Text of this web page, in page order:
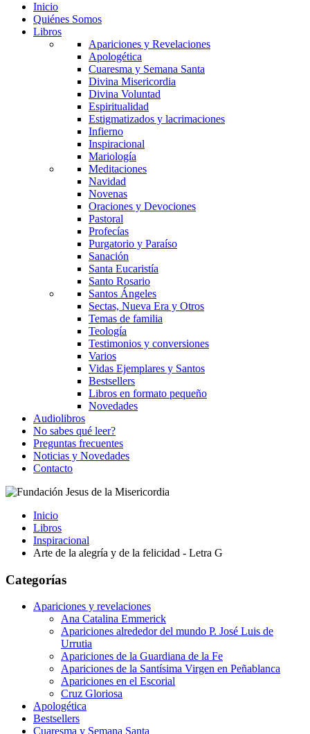
Inicio
Quiénes Somos
Libros
Apariciones y Revelaciones
Apologética
Cuaresma y Semana Santa
Divina Misericordia
Divina Voluntad
Espiritualidad
Estigmatizados y lacrimaciones
Infierno
Inspiracional
Mariología
Meditaciones
Navidad
Novenas
Oraciones y Devociones
Pastoral
Profecías
Purgatorio y Paraíso
Sanación
Santa Eucaristía
Santo Rosario
Santos Ángeles
Sectas, Nueva Era y Otros
Temas de familia
Teología
Testimonios y conversiones
Varios
Vidas Ejemplares y Santos
Bestsellers
Libros en formato pequeño
Novedades
Audiolibros
No sabes qué leer?
Preguntas frecuentes
Noticias y Novedades
Contacto
Inicio
Libros
Inspiracional
Arte de la alegría y de la felicidad - Letra G
Categorías
Apariciones y revelaciones
Ana Catalina Emmerick
Apariciones alrededor del mundo P. José Luis de
Urrutia
Apariciones de la Guardiana de la Fe
Apariciones de la Santísima Virgen en Peñablanca
Apariciones en el Escorial
Cruz Gloriosa
Apologética
Bestsellers
Cuaresma y Semana Santa